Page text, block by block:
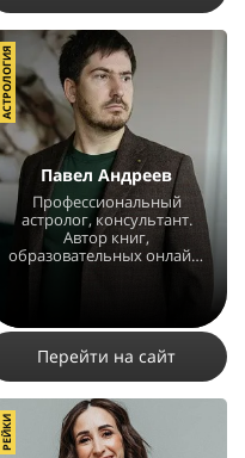
Павел Андреев
Профессиональный
астролог, консультант.
Автор книг,
образовательных онлайн-
АСТРОЛОГИЯ
Перейти на сайт
РЕЙКИ